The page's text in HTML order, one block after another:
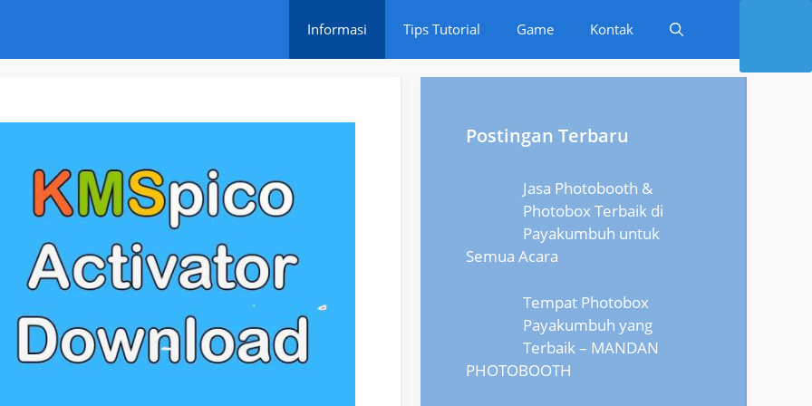
Informasi Tips Tutorial Game Kontak
Postingan Terbaru
Jasa Photobooth &
Photobox Terbaik di
Payakumbuh untuk
Semua Acara
Tempat Photobox
Payakumbuh yang
Terbaik – MANDAN
PHOTOBOOTH